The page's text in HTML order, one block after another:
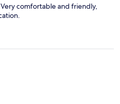
comfortable and friendly,